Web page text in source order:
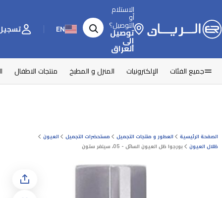
الاستلام
أو
التوصيل؟
توصيل
إلى
العراق
EN تسجيل
جميع الفئات الإلكترونيات المنزل و المطبخ منتجات الاطفال
الصفحة الرئيسية العطور و منتجات التجميل مستحضرات التجميل
العيون
ظلال العيون
بورجوا ظل العيون السائل - 05، سيلفر ستون